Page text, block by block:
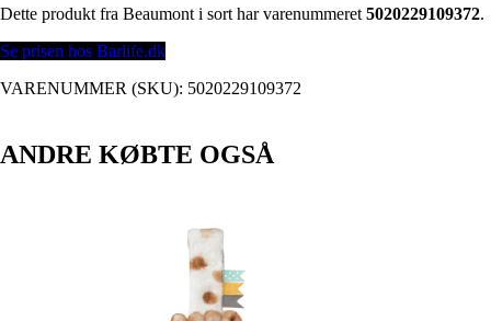
Dette produkt fra Beaumont i sort har varenummeret 5020229109372.
Se prisen hos Barlife.dk
VARENUMMER (SKU): 5020229109372
ANDRE KØBTE OGSÅ